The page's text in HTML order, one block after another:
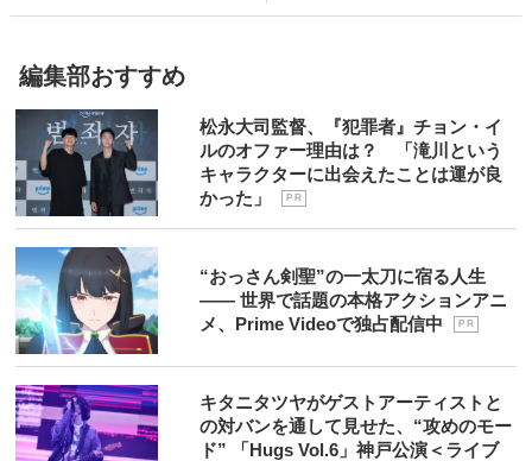
編集部おすすめ
松永大司監督、『犯罪者』チョン・イ
ルのオファー理由は？ 「滝川という
キャラクターに出会えたことは運が良
かった」
P R
“おっさん剣聖”の一太刀に宿る人生
―― 世界で話題の本格アクションアニ
メ、Prime Videoで独占配信中
P R
キタニタツヤがゲストアーティストと
の対バンを通して見せた、“攻めのモー
ド” 「Hugs Vol.6」神戸公演＜ライブ